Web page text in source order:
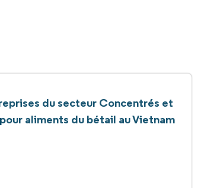
du secteur Concentrés et
aliments du bétail au Vietnam